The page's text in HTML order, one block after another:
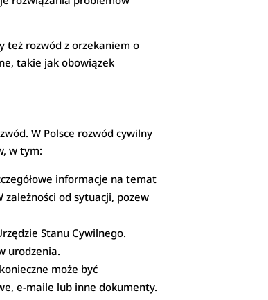
też rozwód z orzekaniem o
takie jak obowiązek
W Polsce rozwód cywilny
w tym:
informacje na temat
zależności od sytuacji, pozew
Stanu Cywilnego.
urodzenia.
może być
e-maile lub inne dokumenty.